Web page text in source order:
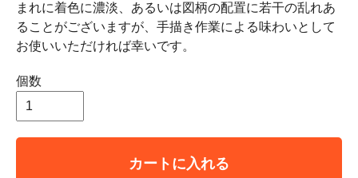
まれに着色に濃淡、あるいは図柄の配置に若干の乱れあ
ることがございますが、手描き作業による味わいとして
お使いいただければ幸いです。
個数
カートに入れる